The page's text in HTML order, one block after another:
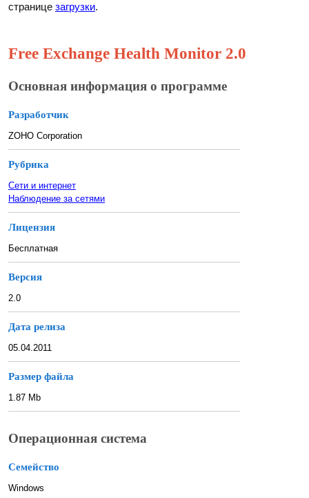
странице загрузки.
Free Exchange Health Monitor 2.0
Основная информация о программе
Разработчик
ZOHO Corporation
Рубрика
Сети и интернет
Наблюдение за сетями
Лицензия
Бесплатная
Версия
2.0
Дата релиза
05.04.2011
Размер файла
1.87 Mb
Операционная система
Семейство
Windows